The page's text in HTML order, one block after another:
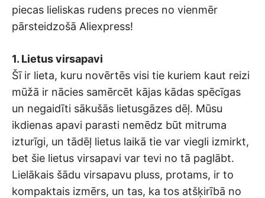
piecas lieliskas rudens preces no vienmēr
pārsteidzošā Aliexpress!
1. Lietus virsapavi
Šī ir lieta, kuru novērtēs visi tie kuriem kaut reizi
mūžā ir nācies samērcēt kājas kādas spēcīgas
un negaidīti sākušās lietusgāzes dēļ. Mūsu
ikdienas apavi parasti nemēdz būt mitruma
izturīgi, un tādēļ lietus laikā tie var viegli izmirkt,
bet šie lietus virsapavi var tevi no tā paglābt.
Lielākais šādu virsapavu pluss, protams, ir to
kompaktais izmērs, un tas, ka tos atšķirībā no